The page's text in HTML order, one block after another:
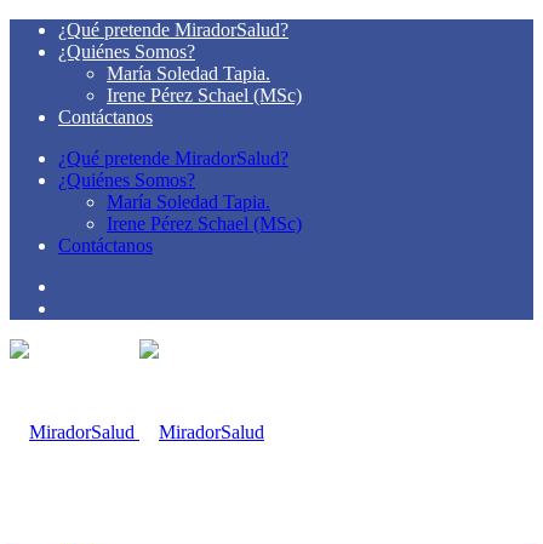
¿Qué pretende MiradorSalud?
¿Quiénes Somos?
María Soledad Tapia.
Irene Pérez Schael (MSc)
Contáctanos
¿Qué pretende MiradorSalud?
¿Quiénes Somos?
María Soledad Tapia.
Irene Pérez Schael (MSc)
Contáctanos